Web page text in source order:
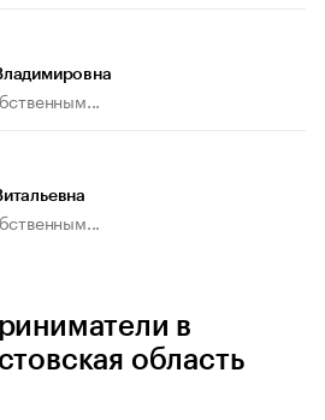
в
область